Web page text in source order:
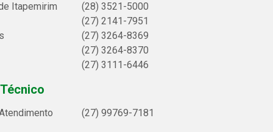
Itapemirim
(28) 3521-5000
(27) 2141-7951
(27) 3264-8369
(27) 3264-8370
(27) 3111-6446
(27) 99769-7181